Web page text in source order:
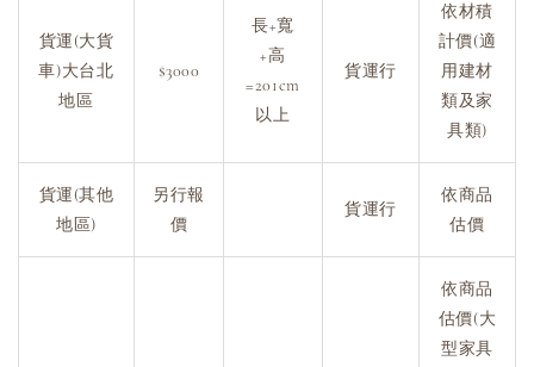
貨運(大貨
車)大台北
地區
$3000
長+寬
+高
=201cm
以上
貨運行
依材積
計價(適
用建材
類及家
具類)
貨運(其他
地區)
另行報
價
貨運行
依商品
估價
依商品
估價(大
型家具